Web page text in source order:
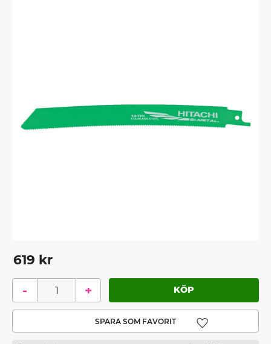
619 kr
+
-
Lägg till i favoriter